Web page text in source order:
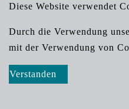
Diese Website verwendet
Durch die Verwendung
mit der Verwendung von
Verstanden